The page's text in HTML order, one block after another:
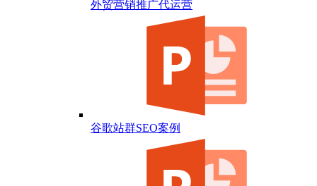
外贸营销推广代运营
谷歌站群SEO案例